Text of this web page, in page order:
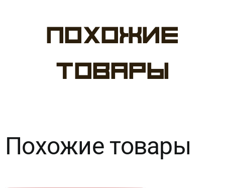
Шар
1
Похожие
товары
Похожие товары